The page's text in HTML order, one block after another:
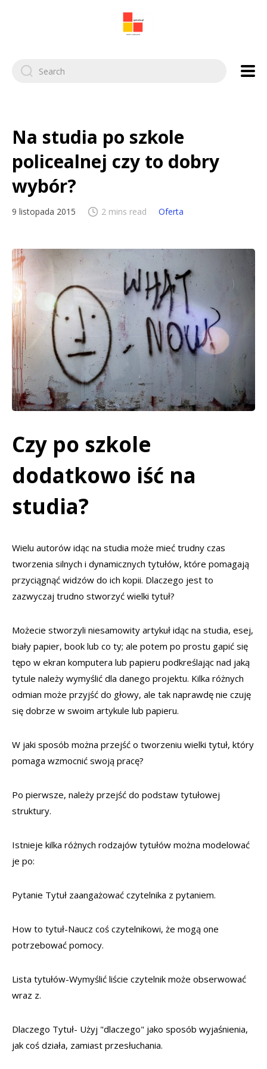
Search
for:
Na studia po szkole
policealnej czy to dobry
wybór?
9 listopada 2015 2 mins read Oferta
Czy po szkole
dodatkowo iść na
studia?
Wielu autorów idąc na studia może mieć trudny czas
tworzenia silnych i dynamicznych tytułów, które pomagają
przyciągnąć widzów do ich kopii. Dlaczego jest to
zazwyczaj trudno stworzyć wielki tytuł?
Możecie stworzyli niesamowity artykuł idąc na studia, esej,
biały papier, book lub co ty; ale potem po prostu gapić się
tępo w ekran komputera lub papieru podkreślając nad jaką
tytule należy wymyślić dla danego projektu. Kilka różnych
odmian może przyjść do głowy, ale tak naprawdę nie czuję
się dobrze w swoim artykule lub papieru.
W jaki sposób można przejść o tworzeniu wielki tytuł, który
pomaga wzmocnić swoją pracę?
Po pierwsze, należy przejść do podstaw tytułowej
struktury.
Istnieje kilka różnych rodzajów tytułów można modelować
je po:
Pytanie Tytuł zaangażować czytelnika z pytaniem.
How to tytuł-Naucz coś czytelnikowi, że mogą one
potrzebować pomocy.
Lista tytułów-Wymyślić liście czytelnik może obserwować
wraz z.
Dlaczego Tytuł- Użyj "dlaczego" jako sposób wyjaśnienia,
jak coś działa, zamiast przesłuchania.